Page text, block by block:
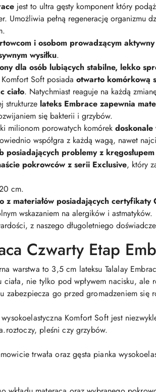
jest to ultra gęsty komponent który
Umożliwia pełną regenerację organizmu
i osobom prowadzącym
wysiłku.
dla osób lubiących stabilne, lekko
Soft posiada otwarto komórkową
ciało. Natychmiast reaguje na każdą
strukturze lateks Embrace zapewnia
się bakterii i grzybów.
milionom porowatych komórek
współgra z każdą wagą, nawet
posiadających problemy z kręgosłupem
pokrowców z serii Exclusive, który
cm.
z materiałów posiadających certyfikaty
wskazaniem na alergików i astmatyków.
z naszego długoletniego
Czwarty Etap
warstwa to 3,5 cm lateksu Talalay
ciała, nie tylko pod wpływem nacisku,
zabezpiecza go przed gromadzeniem się
wysokoelastyczna Komfort Soft jest
pleśni czy grzybów.
trwała oraz gęsta pianka